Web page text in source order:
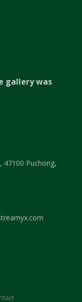
gallery was
47100 Puchong,